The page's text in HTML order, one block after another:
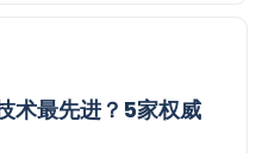
术最先进？5家权威